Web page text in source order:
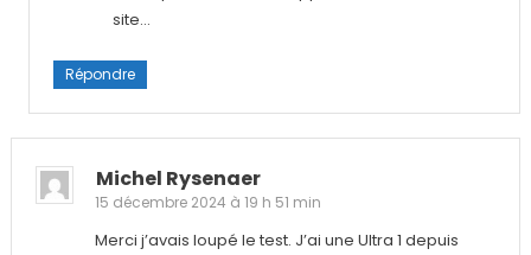
site…
Répondre
Michel Rysenaer
15 décembre 2024 à 19 h 51 min
Merci j’avais loupé le test. J’ai une Ultra 1 depuis